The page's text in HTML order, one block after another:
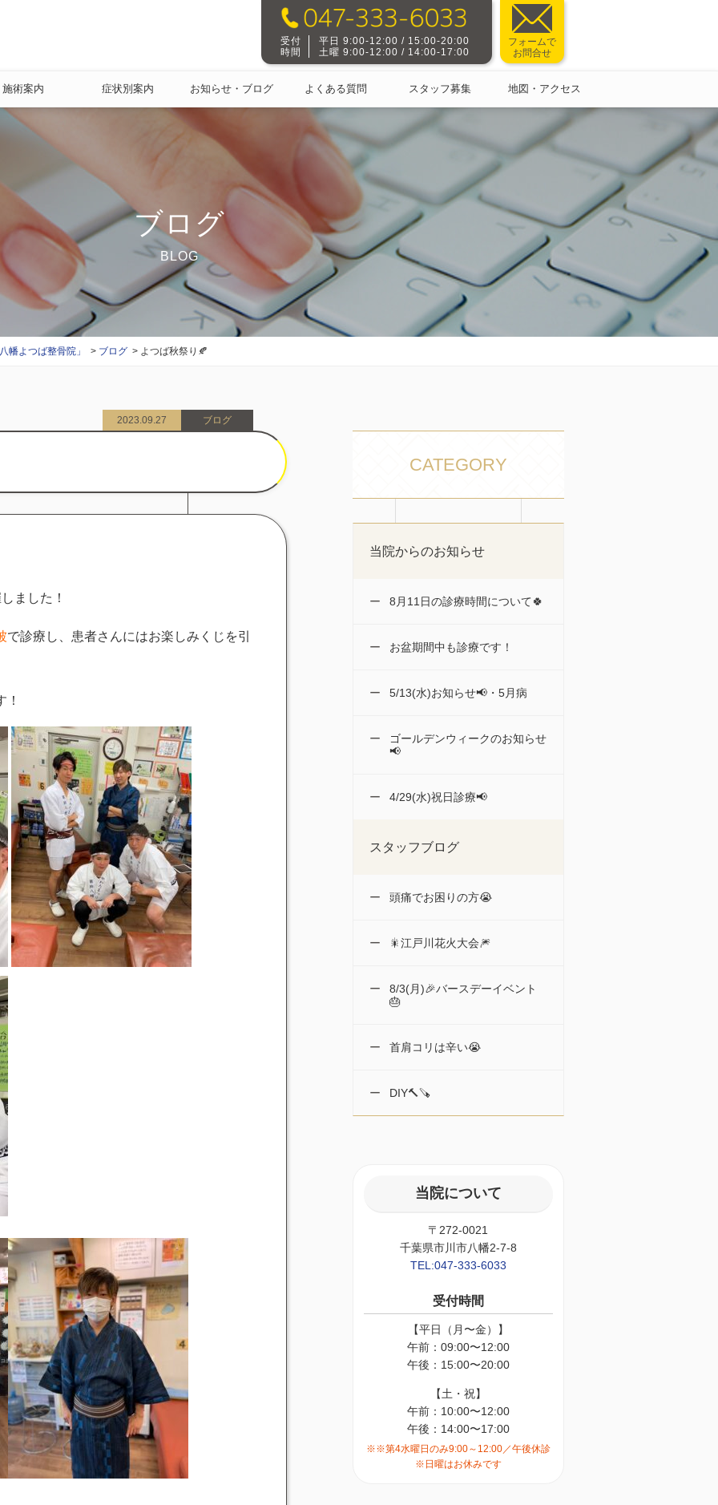
フォームで
お問合せ
受付
時間
平日 9:00-12:00 / 15:00-20:00
土曜 9:00-12:00 / 14:00-17:00
施術案内 症状別案内 お知らせ・ブログ よくある質問 スタッフ募集 地図・アクセス
ブログ
BLOG
幡よつば整骨院」 ブログ よつば秋祭り🍂
2023.09.27 ブログ
ました！
で診療し、患者さんにはお楽しみくじを引
CATEGORY
当院からのお知らせ
8月11日の診療時間について🍀
お盆期間中も診療です！
5/13(水)お知らせ📢・5月病
ゴールデンウィークのお知らせ
📢
4/29(水)祝日診療📢
スタッフブログ
頭痛でお困りの方😭
🎇江戸川花火大会🎆
8/3(月)🎉バースデーイベント
🎂
首肩コリは辛い😭
DIY🔨🪚
当院について
〒272-0021
千葉県市川市八幡2-7-8
TEL:047-333-6033
受付時間
【平日（月〜金）】
午前：09:00〜12:00
午後：15:00〜20:00
【土・祝】
午前：10:00〜12:00
午後：14:00〜17:00
※※第4水曜日のみ9:00～12:00／午後休診
※日曜はお休みです